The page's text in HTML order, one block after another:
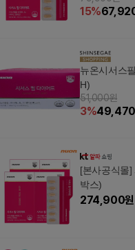
15%
뉴온시서스
H)
51,000원
3%49,470
[본사공식몰
박스)
274,900원